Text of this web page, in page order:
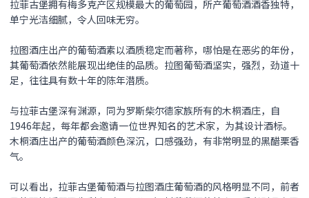
拉菲古堡拥有梅多克产区规模最大的葡萄园，所产葡萄酒酒香独特，
单宁光洁细腻，令人回味无穷。
拉图酒庄出产的葡萄酒素以酒质稳定而著称，哪怕是在恶劣的年份，
其葡萄酒依然能展现出绝佳的品质。拉图葡萄酒坚实，强烈，劲道十
足，往往具有数十年的陈年潜质。
与拉菲古堡深有渊源，同为罗斯柴尔德家族所有的木桐酒庄，自
1946年起，每年都会邀请一位世界知名的艺术家，为其设计酒标。
木桐酒庄出产的葡萄酒颜色深沉，口感强劲，有非常明显的黑醋栗香
气。
可以看出，拉菲古堡葡萄酒与拉图酒庄葡萄酒的风格明显不同，前者